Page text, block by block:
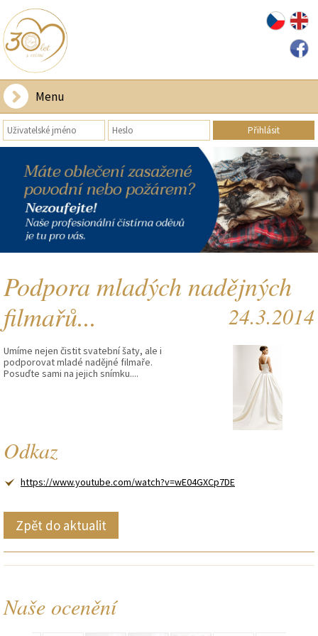
Menu
Podpora mladých nadějných
filmařů...
24.3.2014
Umíme nejen čistit svatební šaty, ale i
podporovat mladé nadějné filmaře.
Posuďte sami na jejich snímku....
Odkaz
https://www.youtube.com/watch?v=wE04GXCp7DE
Zpět do aktualit
Naše ocenění